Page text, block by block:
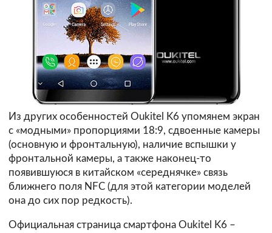
Из других особенностей Oukitel K6 упомянем экран
с «модными» пропорциями 18:9, сдвоенные камеры
(основную и фронтальную), наличие вспышки у
фронтальной камеры, а также наконец-то
появившуюся в китайском «середнячке» связь
ближнего поля NFC (для этой категории моделей
она до сих пор редкость).
Официальная страница смартфона Oukitel K6 –